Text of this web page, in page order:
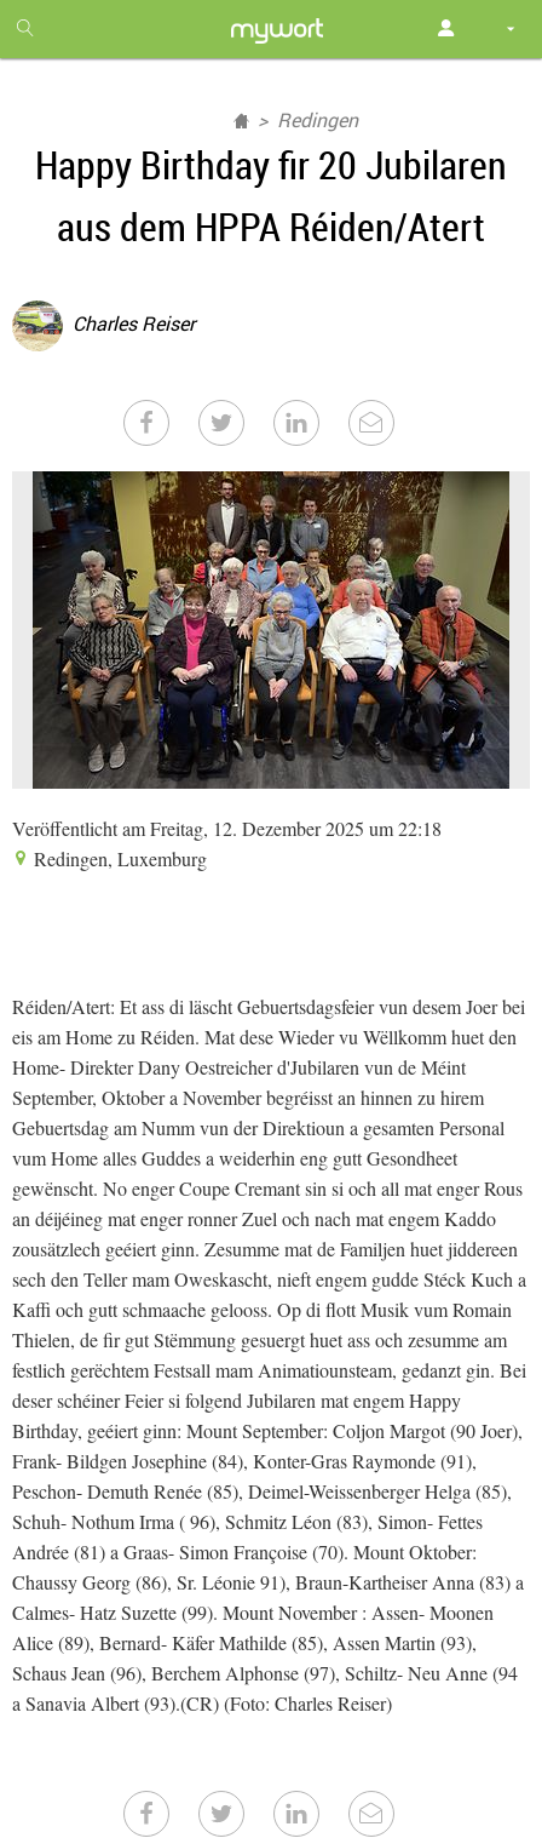
month
free
Redingen
Happy Birthday fir 20 Jubilaren
aus dem HPPA Réiden/Atert
Charles Reiser
Veröffentlicht am Freitag, 12. Dezember 2025 um 22:18
Redingen, Luxemburg
Réiden/Atert: Et ass di läscht Gebuertsdagsfeier vun desem Joer bei
eis am Home zu Réiden. Mat dese Wieder vu Wëllkomm huet den
Home- Direkter Dany Oestreicher d'Jubilaren vun de Méint
September, Oktober a November begréisst an hinnen zu hirem
Gebuertsdag am Numm vun der Direktioun a gesamten Personal
vum Home alles Guddes a weiderhin eng gutt Gesondheet
gewënscht. No enger Coupe Cremant sin si och all mat enger Rous
an déijéineg mat enger ronner Zuel och nach mat engem Kaddo
zousätzlech geéiert ginn. Zesumme mat de Familjen huet jiddereen
sech den Teller mam Oweskascht, nieft engem gudde Stéck Kuch a
Kaffi och gutt schmaache gelooss. Op di flott Musik vum Romain
Thielen, de fir gut Stëmmung gesuergt huet ass och zesumme am
festlich gerëchtem Festsall mam Animatiounsteam, gedanzt gin. Bei
deser schéiner Feier si folgend Jubilaren mat engem Happy
Birthday, geéiert ginn: Mount September: Coljon Margot (90 Joer),
Frank- Bildgen Josephine (84), Konter-Gras Raymonde (91),
Peschon- Demuth Renée (85), Deimel-Weissenberger Helga (85),
Schuh- Nothum Irma ( 96), Schmitz Léon (83), Simon- Fettes
Andrée (81) a Graas- Simon Françoise (70). Mount Oktober:
Chaussy Georg (86), Sr. Léonie 91), Braun-Kartheiser Anna (83) a
Calmes- Hatz Suzette (99). Mount November : Assen- Moonen
Alice (89), Bernard- Käfer Mathilde (85), Assen Martin (93),
Schaus Jean (96), Berchem Alphonse (97), Schiltz- Neu Anne (94
a Sanavia Albert (93).(CR) (Foto: Charles Reiser)